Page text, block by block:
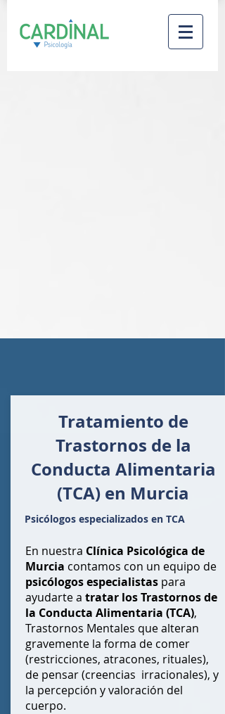
Tratamiento de
Trastornos de la
Conducta Alimentaria
(TCA) en Murcia
Psicólogos especializados en TCA
En nuestra Clínica Psicológica de
Murcia contamos con un equipo de
psicólogos especialistas para
ayudarte a tratar los Trastornos de
la Conducta Alimentaria (TCA),
Trastornos Mentales que alteran
gravemente la forma de comer
(restricciones, atracones, rituales),
de pensar (creencias irracionales), y
la percepción y valoración del
cuerpo.